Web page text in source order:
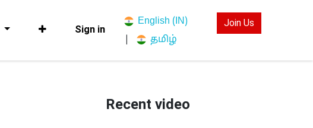
Sign in
English (IN)
தமிழ்
Join Us
Recent video